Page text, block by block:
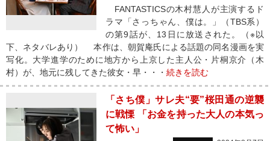
FANTASTICSの木村慧人が主演するド
ラマ「さっちゃん、僕は。」（TBS系）
の第9話が、13日に放送された。（※以
下、ネタバレあり） 本作は、朝賀庵氏による話題の同名漫画を実
写化。大学進学のために地方から上京した主人公・片桐京介（木
村）が、地元に残してきた彼女・早・・・ 続きを読む
「さち僕」サレ夫“要”桜田通の逆襲
に戦慄 「お金を持った大人の本気っ
て怖い」